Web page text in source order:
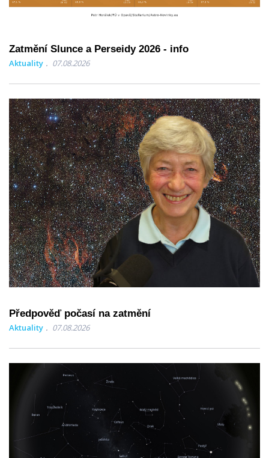
Zatmění Slunce a Perseidy 2026 - info
Aktuality 07.08.2026
Předpověď počasí na zatmění
Aktuality 07.08.2026